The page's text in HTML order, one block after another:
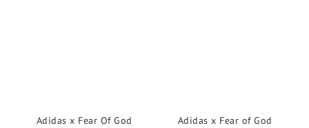
Adidas x Fear Of God
Adidas x Fear of God